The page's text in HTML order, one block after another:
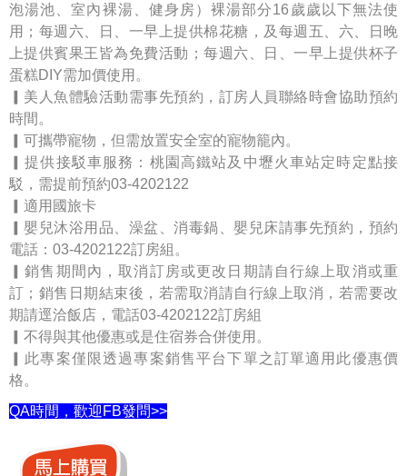
泡湯池、室內裸湯、健身房）裸湯部分16歲歲以下無法使
用；每週六、日、一早上提供棉花糖，及每週五、六、日晚
上提供賓果王皆為免費活動；每週六、日、一早上提供杯子
蛋糕DIY需加價使用。
▎美人魚體驗活動需事先預約，訂房人員聯絡時會協助預約
時間。
▎可攜帶寵物，但需放置安全室的寵物籠內。
▎提供接駁車服務：桃園高鐵站及中壢火車站定時定點接
駁，需提前預約03-4202122
▎適用國旅卡
▎嬰兒沐浴用品、澡盆、消毒鍋、嬰兒床請事先預約，預約
電話：03-4202122訂房組。
▎銷售期間內，取消訂房或更改日期請自行線上取消或重
訂；銷售日期結束後，若需取消請自行線上取消，若需要改
期請逕洽飯店，電話03-4202122訂房組
▎不得與其他優惠或是住宿券合併使用。
▎此專案僅限透過專案銷售平台下單之訂單適用此優惠價
格。
QA時間，歡迎FB發問>>